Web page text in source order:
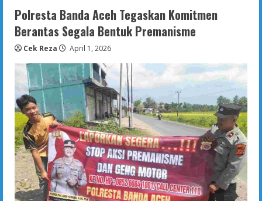
Aceh
Buka
Pelatihan
Jungle
Warfare
di
Girek,
Tekankan
Kemampuan
Personel
Polresta Banda Aceh Tegaskan Komitmen
Berantas Segala Bentuk Premanisme
Cek Reza April 1, 2026